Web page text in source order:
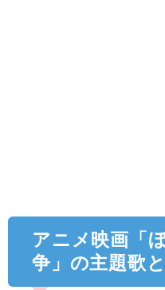
アニメ映画「
争」の主題歌